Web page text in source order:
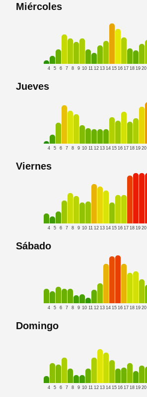
Miércoles
4 5 6 7 8 9 10 11 12 13 14 15 16 17 18 19 20
Jueves
4 5 6 7 8 9 10 11 12 13 14 15 16 17 18 19 20
Viernes
4 5 6 7 8 9 10 11 12 13 14 15 16 17 18 19 20
Sábado
4 5 6 7 8 9 10 11 12 13 14 15 16 17 18 19 20
Domingo
4 5 6 7 8 9 10 11 12 13 14 15 16 17 18 19 20